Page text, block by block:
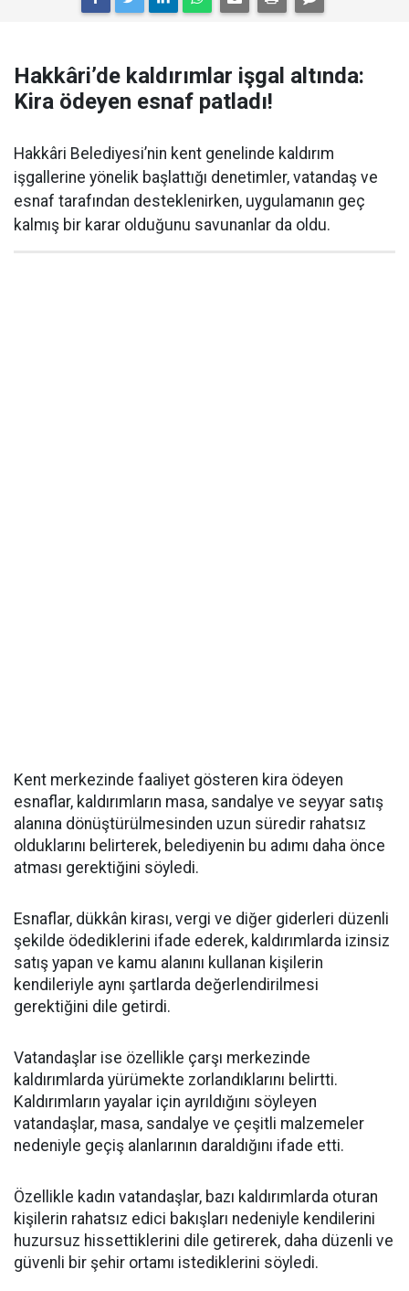
Hakkâri’de kaldırımlar işgal altında:
Kira ödeyen esnaf patladı!
Hakkâri Belediyesi’nin kent genelinde kaldırım
işgallerine yönelik başlattığı denetimler, vatandaş ve
esnaf tarafından desteklenirken, uygulamanın geç
kalmış bir karar olduğunu savunanlar da oldu.
Kent merkezinde faaliyet gösteren kira ödeyen
esnaflar, kaldırımların masa, sandalye ve seyyar satış
alanına dönüştürülmesinden uzun süredir rahatsız
olduklarını belirterek, belediyenin bu adımı daha önce
atması gerektiğini söyledi.
Esnaflar, dükkân kirası, vergi ve diğer giderleri düzenli
şekilde ödediklerini ifade ederek, kaldırımlarda izinsiz
satış yapan ve kamu alanını kullanan kişilerin
kendileriyle aynı şartlarda değerlendirilmesi
gerektiğini dile getirdi.
Vatandaşlar ise özellikle çarşı merkezinde
kaldırımlarda yürümekte zorlandıklarını belirtti.
Kaldırımların yayalar için ayrıldığını söyleyen
vatandaşlar, masa, sandalye ve çeşitli malzemeler
nedeniyle geçiş alanlarının daraldığını ifade etti.
Özellikle kadın vatandaşlar, bazı kaldırımlarda oturan
kişilerin rahatsız edici bakışları nedeniyle kendilerini
huzursuz hissettiklerini dile getirerek, daha düzenli ve
güvenli bir şehir ortamı istediklerini söyledi.